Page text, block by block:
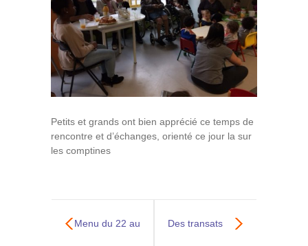
Petits et grands ont bien apprécié ce temps de
rencontre et d’échanges, orienté ce jour la sur
les comptines
Menu du 22 au Des transats